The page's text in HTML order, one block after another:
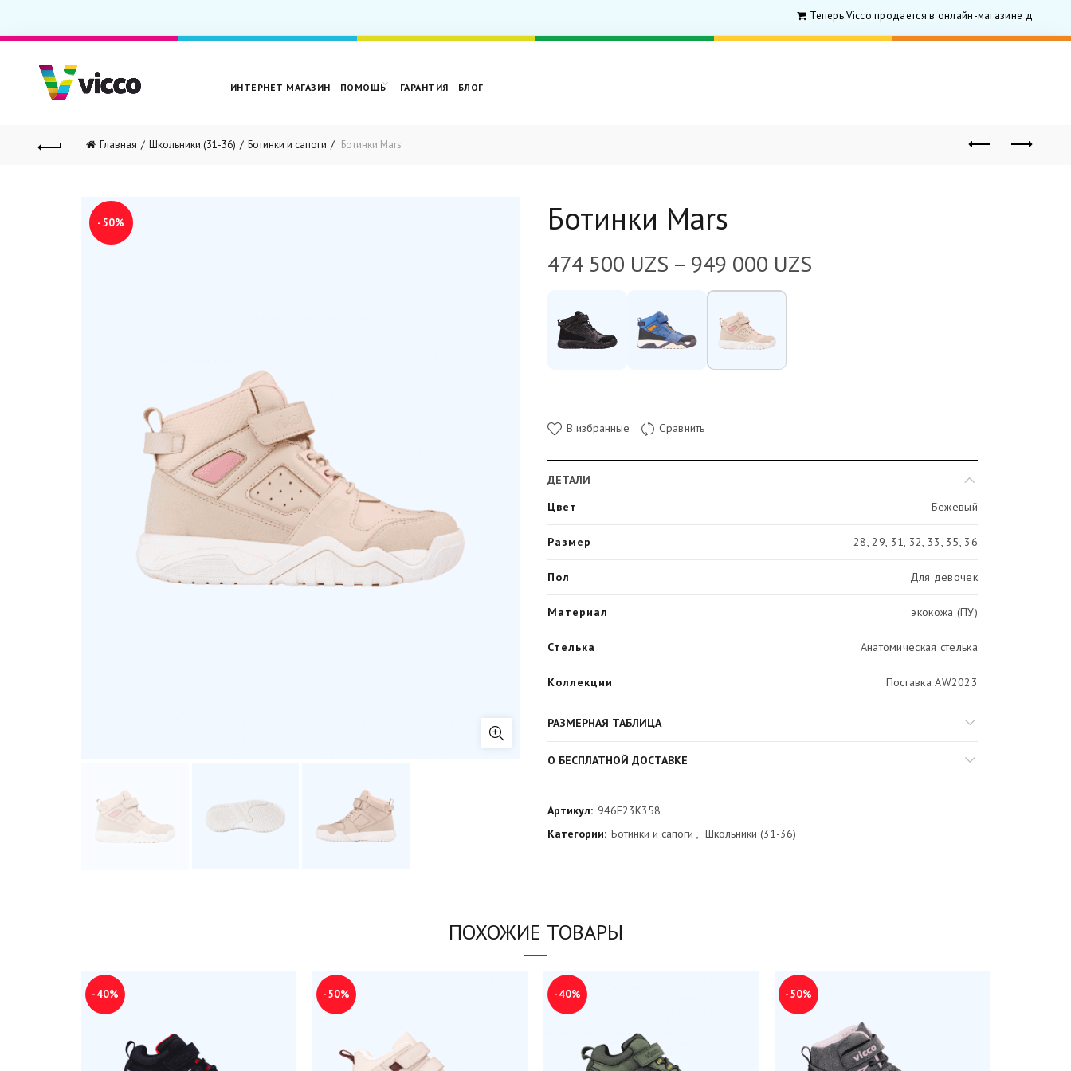
Теперь Vicco продается в онлайн-магазине для
ИНТЕРНЕТ МАГАЗИН ПОМОЩЬ ГАРАНТИЯ БЛОГ
Главная Школьники (31-36) Ботинки и сапоги Ботинки Mars
-50% Ботинки Mars
474 500 UZS – 949 000 UZS
В избранные Сравнить
ДЕТАЛИ
Цвет
Бежевый
Размер 28, 29, 31, 32, 33, 35, 36
Пол Для девочек
Материал экокожа (ПУ)
Стелька Анатомическая стелька
Коллекции Поставка AW2023
РАЗМЕРНАЯ ТАБЛИЦА
О БЕСПЛАТНОЙ ДОСТАВКЕ
Артикул: 946F23K358
Категории: Ботинки и сапоги , Школьники (31-36)
ПОХОЖИЕ ТОВАРЫ
-40% -50% -40% -50%